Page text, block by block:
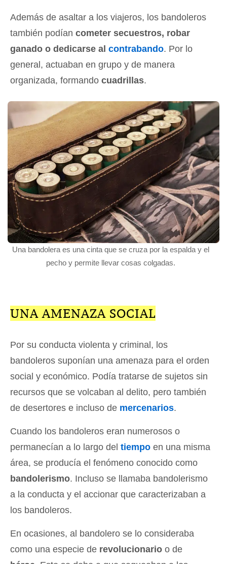
Además de asaltar a los viajeros, los bandoleros
también podían cometer secuestros, robar
ganado o dedicarse al contrabando. Por lo
general, actuaban en grupo y de manera
organizada, formando cuadrillas.
Una bandolera es una cinta que se cruza por la espalda y el
pecho y permite llevar cosas colgadas.
UNA AMENAZA SOCIAL
Por su conducta violenta y criminal, los
bandoleros suponían una amenaza para el orden
social y económico. Podía tratarse de sujetos sin
recursos que se volcaban al delito, pero también
de desertores e incluso de mercenarios.
Cuando los bandoleros eran numerosos o
permanecían a lo largo del tiempo en una misma
área, se producía el fenómeno conocido como
bandolerismo. Incluso se llamaba bandolerismo
a la conducta y el accionar que caracterizaban a
los bandoleros.
En ocasiones, al bandolero se lo consideraba
como una especie de revolucionario o de